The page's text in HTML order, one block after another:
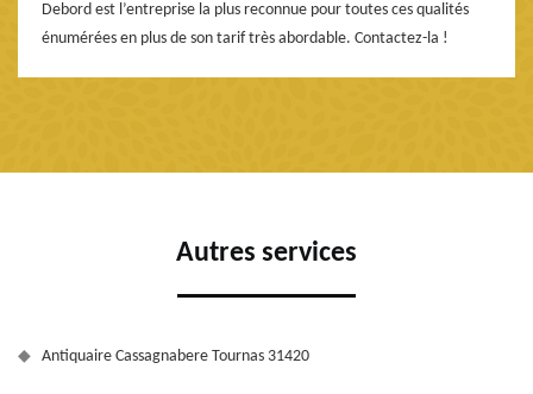
Debord est l’entreprise la plus reconnue pour toutes ces qualités
énumérées en plus de son tarif très abordable. Contactez-la !
Autres services
Antiquaire Cassagnabere Tournas 31420